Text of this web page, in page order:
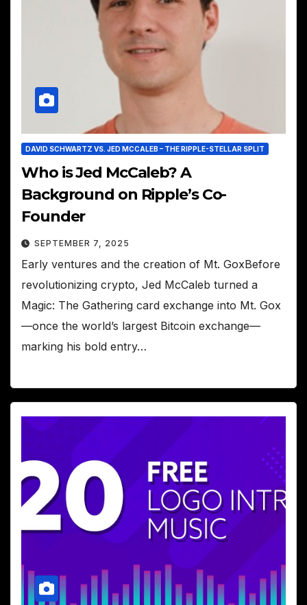
DAVID SCHWARTZ VS. JED MCCALEB – THE RIPPLE-STELLAR SPLIT
Who is Jed McCaleb? A
Background on Ripple’s Co-
Founder
SEPTEMBER 7, 2025
Early ventures and the creation of Mt. GoxBefore
revolutionizing crypto, Jed McCaleb turned a
Magic: The Gathering card exchange into Mt. Gox
—once the world’s largest Bitcoin exchange—
marking his bold entry…